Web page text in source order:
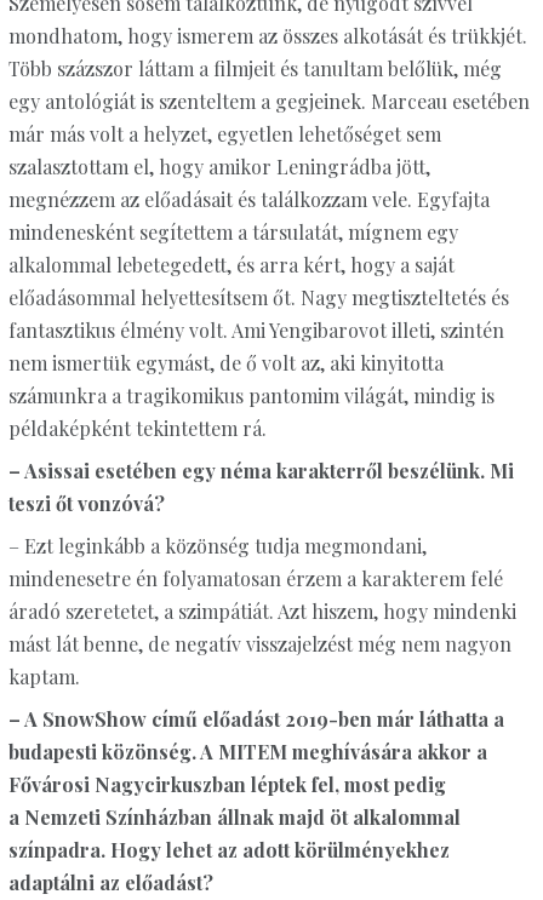
mondhatom, hogy ismerem az összes alkotását és trükkjét.
Több százszor láttam a filmjeit és tanultam belőlük, még
egy antológiát is szenteltem a gegjeinek. Marceau esetében
már más volt a helyzet, egyetlen lehetőséget sem
szalasztottam el, hogy amikor Leningrádba jött,
megnézzem az előadásait és találkozzam vele. Egyfajta
mindenesként segítettem a társulatát, mígnem egy
alkalommal lebetegedett, és arra kért, hogy a saját
előadásommal helyettesítsem őt. Nagy megtiszteltetés és
fantasztikus élmény volt. Ami Yengibarovot illeti, szintén
nem ismertük egymást, de ő volt az, aki kinyitotta
számunkra a tragikomikus pantomim világát, mindig is
példaképként tekintettem rá.
– Asissai esetében egy néma karakterről beszélünk. Mi
teszi őt vonzóvá?
– Ezt leginkább a közönség tudja megmondani,
mindenesetre én folyamatosan érzem a karakterem felé
áradó szeretetet, a szimpátiát. Azt hiszem, hogy mindenki
mást lát benne, de negatív visszajelzést még nem nagyon
kaptam.
– A SnowShow című előadást 2019-ben már láthatta a
budapesti közönség. A MITEM meghívására akkor a
Fővárosi Nagycirkuszban léptek fel, most pedig
a Nemzeti Színházban állnak majd öt alkalommal
színpadra. Hogy lehet az adott körülményekhez
adaptálni az előadást?